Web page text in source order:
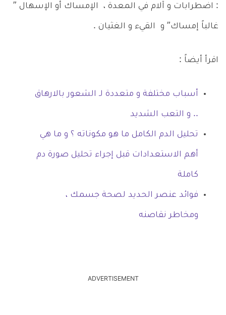
: اضطرابات و آلام في المعدة ، الإمساك أو الإسهال ”
غالباً إمساك” و القيء و الغثيان .
اقرأ أيضاً :
أسباب مختلفة و متعددة لـ الشعور بالارهاق
.. و التعب الشديد
تحليل الدم الكامل ما هو مكوناته ؟ و ما هي
أهم الاستعدادات قبل إجراء تحليل صورة دم
كاملة
فوائد عنصر الحديد لصحة جسمك ،
ومخاطر نقاصنه
ADVERTISEMENT